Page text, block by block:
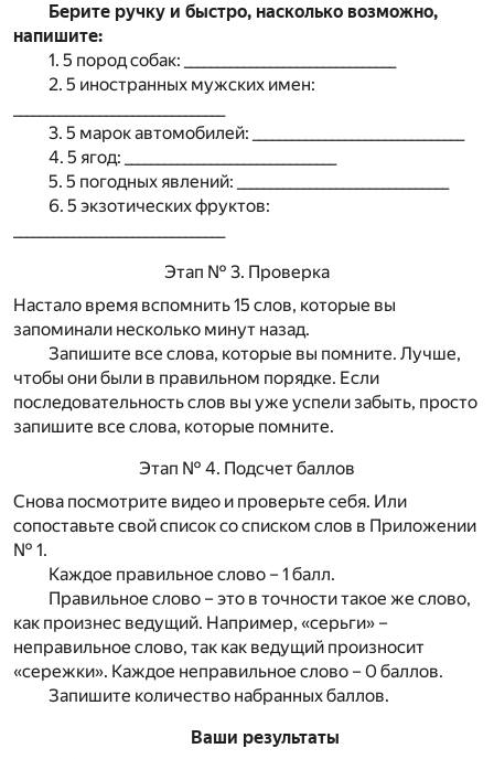
Берите ручку и быстро, насколько возможно,
напишите:
1. 5 пород собак: ________________________________
2. 5 иностранных мужских имен:
3. 5 марок автомобилей: ________________________________
4. 5 ягод: ________________________________
5. 5 погодных явлений: ________________________________
6. 5 экзотических фруктов:
Этап № 3. Проверка
Настало время вспомнить 15 слов, которые вы
запоминали несколько минут назад.
Запишите все слова, которые вы помните. Лучше,
чтобы они были в правильном порядке. Если
последовательность слов вы уже успели забыть, просто
запишите все слова, которые помните.
Этап № 4. Подсчет баллов
Снова посмотрите видео и проверьте себя. Или
сопоставьте свой список со списком слов в Приложении
№ 1.
Каждое правильное слово – 1 балл.
Правильное слово – это в точности такое же слово,
как произнес ведущий. Например, «серьги» –
неправильное слово, так как ведущий произносит
«сережки». Каждое неправильное слово – 0 баллов.
Запишите количество набранных баллов.
Ваши результаты